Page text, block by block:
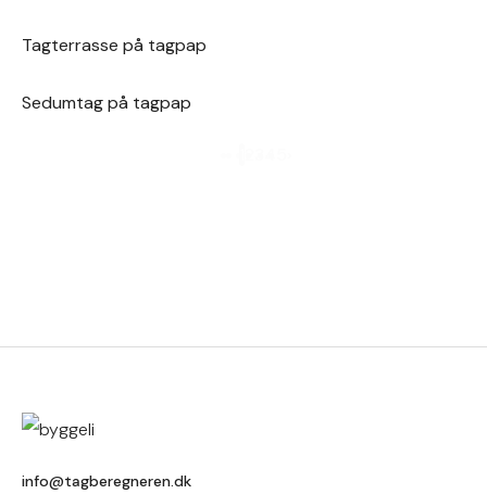
Tagterrasse på tagpap
Sedumtag på tagpap
info@tagberegneren.dk